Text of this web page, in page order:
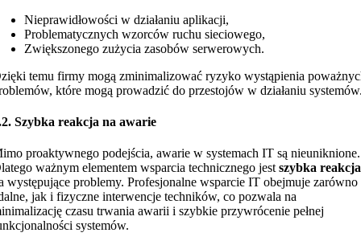
Nieprawidłowości w działaniu aplikacji,
Problematycznych wzorców ruchu sieciowego,
Zwiększonego zużycia zasobów serwerowych.
temu firmy mogą zminimalizować ryzyko wystąpienia
które mogą prowadzić do przestojów w działaniu
Szybka reakcja na awarie
proaktywnego podejścia, awarie w systemach IT są nieuniknione.
ważnym elementem wsparcia technicznego jestszybka reakcja
występujące problemy. Profesjonalne wsparcie IT obejmuje zarówno
jak i fizyczne interwencje techników, co pozwala na
czasu trwania awarii i szybkie przywrócenie pełnej
systemów.